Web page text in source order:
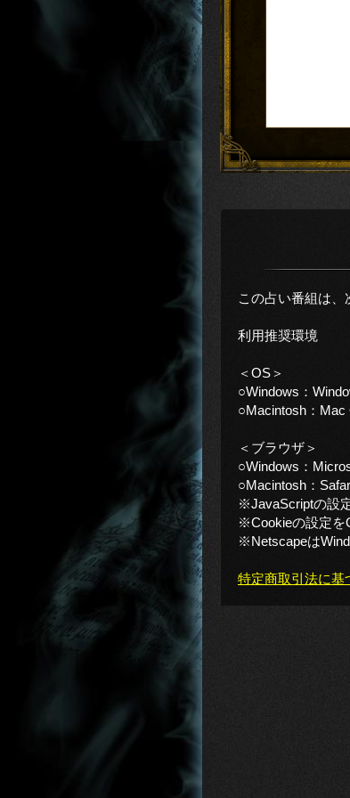
この占い番組は、
利用推奨環境
＜OS＞
○Windows：
○Macintosh：Mac
＜ブラウザ＞
○Windows：
○Macintosh：
※JavaScriptの設
※Cookieの設定を
※Netscapeは
特定商取引法に基